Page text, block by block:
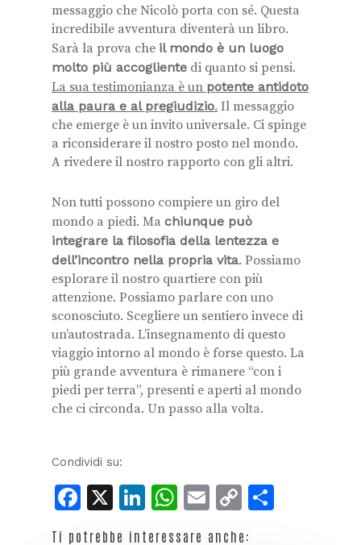
messaggio che Nicolò porta con sé. Questa
incredibile avventura diventerà un libro.
Sarà la prova che il mondo è un luogo
molto più accogliente di quanto si pensi.
La sua testimonianza è un potente antidoto
alla paura e al pregiudizio. Il messaggio
che emerge è un invito universale. Ci spinge
a riconsiderare il nostro posto nel mondo.
A rivedere il nostro rapporto con gli altri.
Non tutti possono compiere un giro del
mondo a piedi. Ma chiunque può
integrare la filosofia della lentezza e
dell’incontro nella propria vita. Possiamo
esplorare il nostro quartiere con più
attenzione. Possiamo parlare con uno
sconosciuto. Scegliere un sentiero invece di
un’autostrada. L’insegnamento di questo
viaggio intorno al mondo è forse questo. La
più grande avventura è rimanere “con i
piedi per terra”, presenti e aperti al mondo
che ci circonda. Un passo alla volta.
Condividi su:
Facebook
X LinkedIn
WhatsApp
Email
Copy
Ti potrebbe interessare anche: